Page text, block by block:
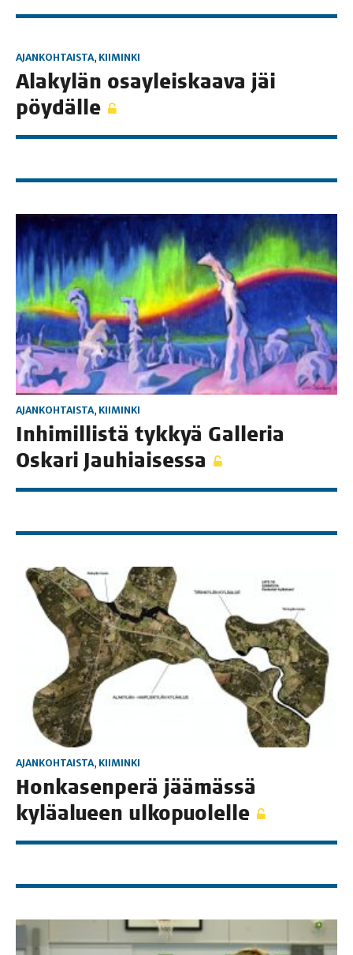
AJANKOHTAISTA, KIIMINKI
Ala­ky­län osay­leis­kaa­va jäi
pöydälle
AJANKOHTAISTA, KIIMINKI
Inhi­mil­lis­tä tyk­kyä Gal­le­ria
Oska­ri Jauhiaisessa
AJANKOHTAISTA, KIIMINKI
Hon­ka­sen­pe­rä jää­mäs­sä
kylä­alu­een ulkopuolelle